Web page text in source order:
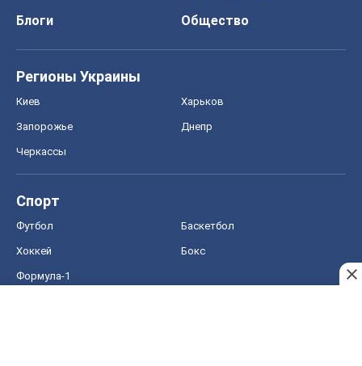
Блоги
Общество
Регионы Украины
Киев Харьков
Запорожье Днепр
Черкассы
Спорт
Футбол Баскетбол
Хоккей Бокс
Формула-1